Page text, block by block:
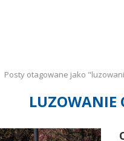
Posty otagowane jako
LUZOWANIE